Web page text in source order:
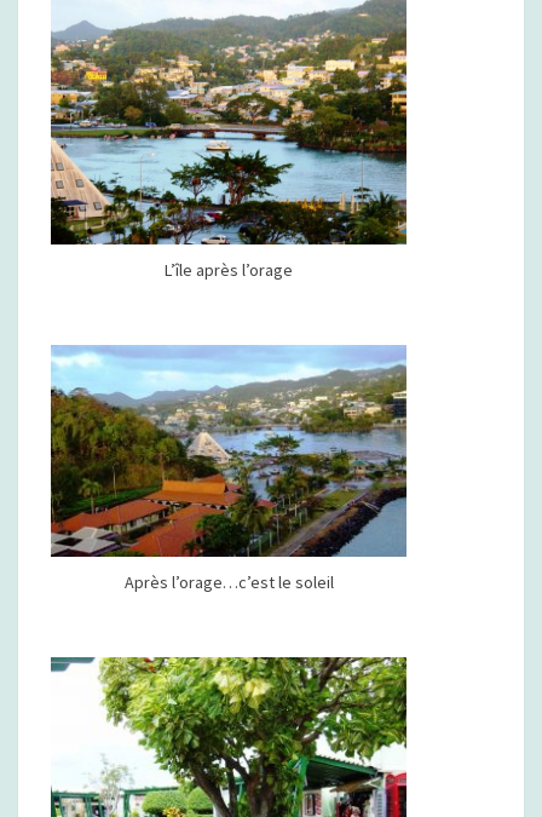
L’île après l’orage
Après l’orage…c’est le soleil